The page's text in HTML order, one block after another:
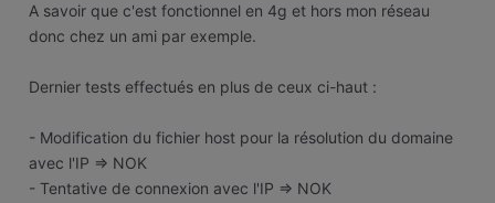
A savoir que c'est fonctionnel en 4g et hors mon réseau
donc chez un ami par exemple.
Dernier tests effectués en plus de ceux ci-haut :
- Modification du fichier host pour la résolution du domaine
avec l'IP => NOK
- Tentative de connexion avec l'IP => NOK